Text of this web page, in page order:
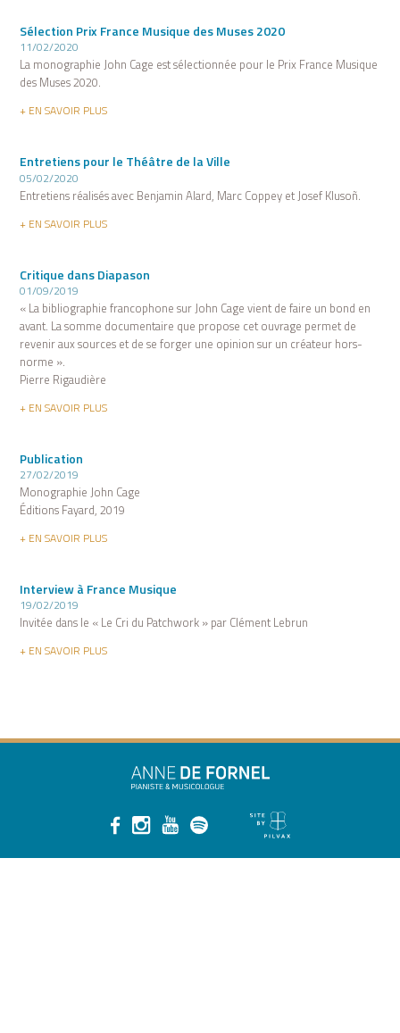
Sélection Prix France Musique des Muses 2020
11/02/2020
La monographie John Cage est sélectionnée pour le Prix France Musique
des Muses 2020.
+ EN SAVOIR PLUS
Entretiens pour le Théâtre de la Ville
05/02/2020
Entretiens réalisés avec Benjamin Alard, Marc Coppey et Josef Klusoñ.
+ EN SAVOIR PLUS
Critique dans Diapason
01/09/2019
« La bibliographie francophone sur John Cage vient de faire un bond en
avant. La somme documentaire que propose cet ouvrage permet de
revenir aux sources et de se forger une opinion sur un créateur hors-
norme ».
Pierre Rigaudière
+ EN SAVOIR PLUS
Publication
27/02/2019
Monographie John Cage
Éditions Fayard, 2019
+ EN SAVOIR PLUS
Interview à France Musique
19/02/2019
Invitée dans le « Le Cri du Patchwork » par Clément Lebrun
+ EN SAVOIR PLUS